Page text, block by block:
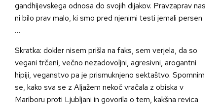
gandhijevskega odnosa do svojih dijakov. Pravzaprav nas
ni bilo prav malo, ki smo pred njenimi testi jemali persen
…
Skratka: dokler nisem prišla na faks, sem verjela, da so
vegani trčeni, večno nezadovoljni, agresivni, arogantni
hipiji, veganstvo pa je prismuknjeno sektaštvo. Spomnim
se, kako sva se z Aljažem nekoč vračala z obiska v
Mariboru proti Ljubljani in govorila o tem, kakšna revica